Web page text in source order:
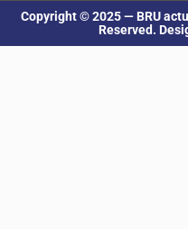
Copyright © 2025 — BRU
Reserved.